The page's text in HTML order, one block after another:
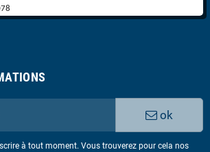
ok
à tout moment. Vous trouverez pour cela nos